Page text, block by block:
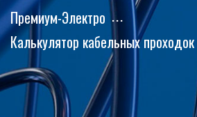
Премиум-Электро
Калькулятор кабельных